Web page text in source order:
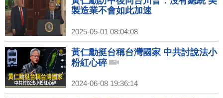
製造業不會如此加速
2025-05-01 08:04:08
黃仁勳挺台稱台灣國家 中共討說法小
粉紅心碎
2024-06-08 19:36:14